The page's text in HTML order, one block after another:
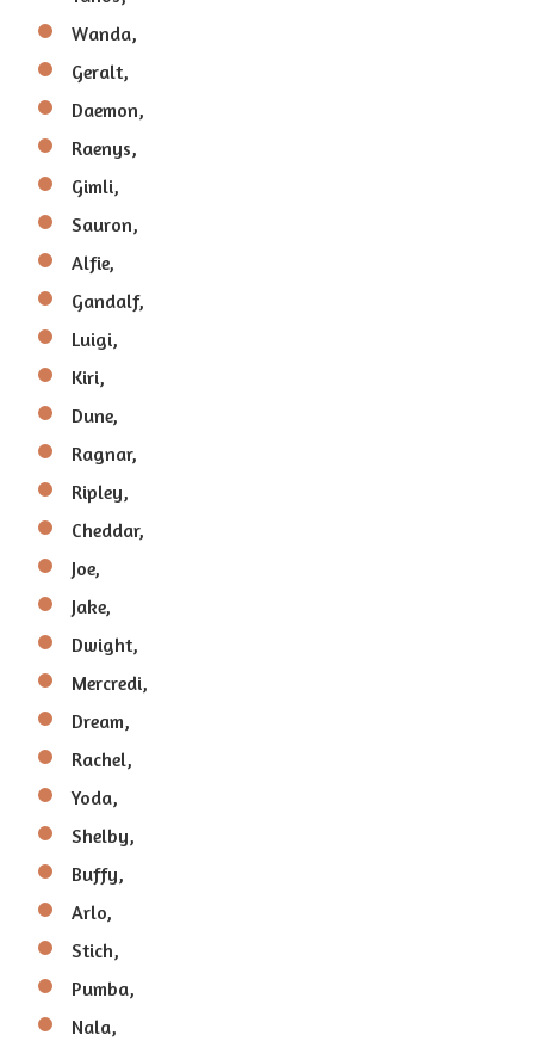
Wanda,
Geralt,
Daemon,
Raenys,
Gimli,
Sauron,
Alfie,
Gandalf,
Luigi,
Kiri,
Dune,
Ragnar,
Ripley,
Cheddar,
Joe,
Jake,
Dwight,
Mercredi,
Dream,
Rachel,
Yoda,
Shelby,
Buffy,
Arlo,
Stich,
Pumba,
Nala,